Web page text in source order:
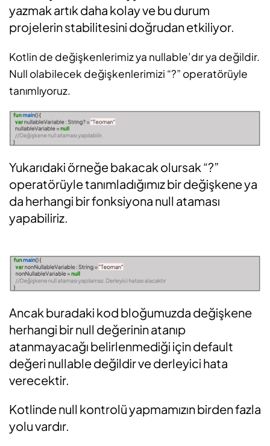
yazmak artık daha kolay ve bu durum
projelerin stabilitesini doğrudan etkiliyor.
Kotlin de değişkenlerimiz ya nullable’dır ya değildir.
Null olabilecek değişkenlerimizi “?” operatörüyle
tanımlıyoruz.
Yukarıdaki örneğe bakacak olursak “?”
operatörüyle tanımladığımız bir değişkene ya
da herhangi bir fonksiyona null ataması
yapabiliriz.
Ancak buradaki kod bloğumuzda değişkene
herhangi bir null değerinin atanıp
atanmayacağı belirlenmediği için default
değeri nullable değildir ve derleyici hata
verecektir.
Kotlinde null kontrolü yapmamızın birden fazla
yolu vardır.